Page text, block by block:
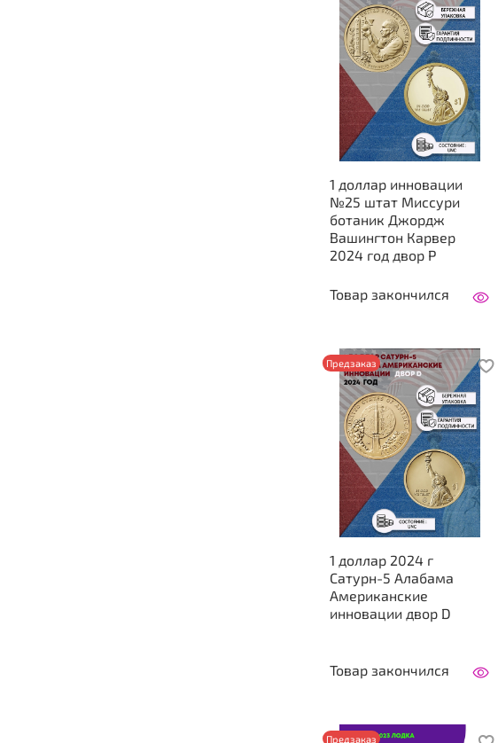
1 доллар инновации
№25 штат Миссури
ботаник Джордж
Вашингтон Карвер
2024 год двор P
Товар закончился
Предзаказ
1 доллар 2024 г
Сатурн-5 Алабама
Американские
инновации двор D
Товар закончился
Предзаказ